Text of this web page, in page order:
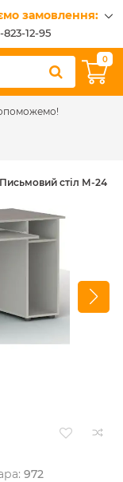
замовлення:
823-12-95
608-42-32
618-62-02
0
Письмовий стіл М-24
972